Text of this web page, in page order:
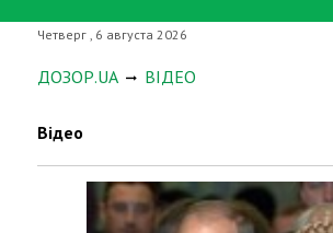
Четверг , 6 августа 2026
ДОЗОР.UA ВІДЕО
Відео